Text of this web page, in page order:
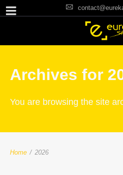
Archives for
You are browsing the site
Home / 2026